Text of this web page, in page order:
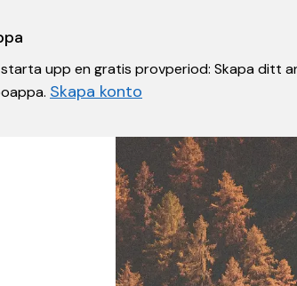
upp en gratis provperiod: Skapa ditt
Skapa konto